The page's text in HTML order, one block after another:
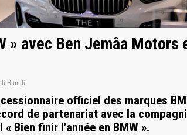
» avec Ben Jemâa Motors
Hamdi
officiel des marques
de partenariat avec la
Bien finir l’année en BMW ».